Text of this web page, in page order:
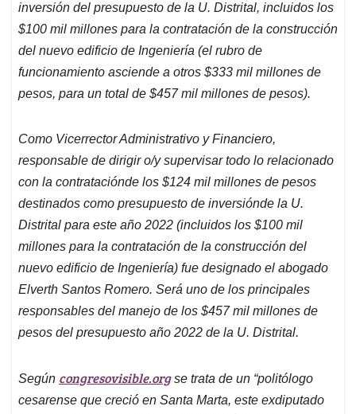
inversión del presupuesto de la U. Distrital, incluidos los
$100 mil millones para la contratación de la construcción
del nuevo edificio de Ingeniería (el rubro de
funcionamiento asciende a otros $333 mil millones de
pesos, para un total de $457 mil millones de pesos).
Como Vicerrector Administrativo y Financiero,
responsable de dirigir o/y supervisar todo lo relacionado
con la contrataciónde los $124 mil millones de pesos
destinados como presupuesto de inversiónde la U.
Distrital para este año 2022 (incluidos los $100 mil
millones para la contratación de la construcción del
nuevo edificio de Ingeniería) fue designado el abogado
Elverth Santos Romero. Será uno de los principales
responsables del manejo de los $457 mil millones de
pesos del presupuesto año 2022 de la U. Distrital.
Según congresovisible.orgse trata de un “politólogo
cesarense que creció en Santa Marta, este exdiputado